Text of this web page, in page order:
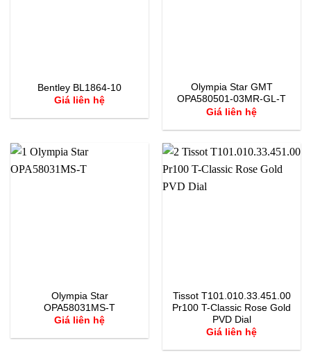
Bentley BL1864-10
Giá liên hệ
Olympia Star GMT
OPA580501-03MR-GL-T
Giá liên hệ
Olympia Star
OPA58031MS-T
Giá liên hệ
Tissot T101.010.33.451.00
Pr100 T-Classic Rose Gold
PVD Dial
Giá liên hệ